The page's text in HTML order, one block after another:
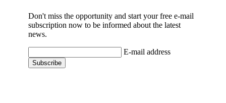
Don't miss the opportunity and start your free e-mail
subscription now to be informed about the latest
news.
E-mail address